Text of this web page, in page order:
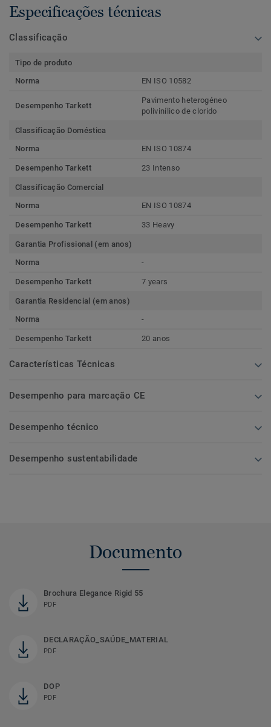
Especificações técnicas
Classificação
Tipo de produto
Norma
EN ISO 10582
Desempenho Tarkett
Pavimento heterogéneo
polivinílico de clorido
Classificação Doméstica
Norma
EN ISO 10874
Desempenho Tarkett 23 Intenso
Classificação Comercial
Norma
EN ISO 10874
Desempenho Tarkett 33 Heavy
Garantia Profissional (em anos)
Norma
-
Desempenho Tarkett 7 years
Garantia Residencial (em anos)
Norma
-
Desempenho Tarkett 20 anos
Características Técnicas
Desempenho para marcação CE
Desempenho técnico
Desempenho sustentabilidade
Documento
Brochura Elegance Rigid 55
PDF
DECLARAÇÃO_SAÚDE_MATERIAL
PDF
DOP
PDF